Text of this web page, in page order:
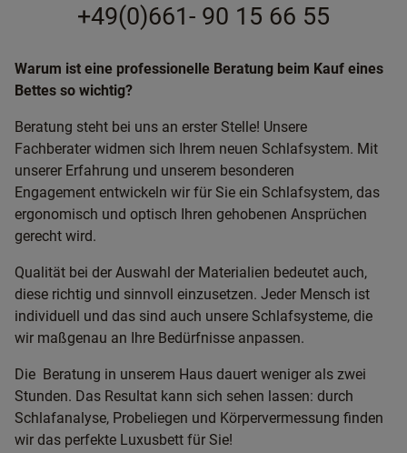
+49(0)661- 90 15 66 55
Warum ist eine professionelle Beratung beim Kauf eines
Bettes so wichtig?
Beratung steht bei uns an erster Stelle! Unsere
Fachberater widmen sich Ihrem neuen Schlafsystem. Mit
unserer Erfahrung und unserem besonderen
Engagement entwickeln wir für Sie ein Schlafsystem, das
ergonomisch und optisch Ihren gehobenen Ansprüchen
gerecht wird.
Qualität bei der Auswahl der Materialien bedeutet auch,
diese richtig und sinnvoll einzusetzen. Jeder Mensch ist
individuell und das sind auch unsere Schlafsysteme, die
wir maßgenau an Ihre Bedürfnisse anpassen.
Die Beratung in unserem Haus dauert weniger als zwei
Stunden. Das Resultat kann sich sehen lassen: durch
Schlafanalyse, Probeliegen und Körpervermessung finden
wir das perfekte Luxusbett für Sie!